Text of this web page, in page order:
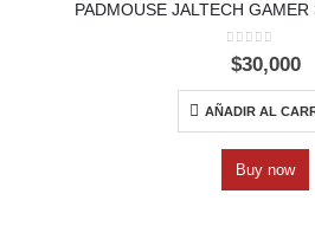
PADMOUSE JALTECH
0out of 5
$30,000
AÑADIR AL
Buy now